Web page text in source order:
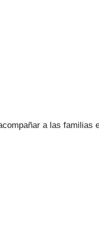
a las familias